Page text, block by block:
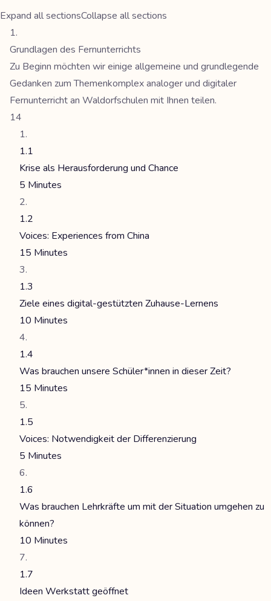
Expand all sectionsCollapse all sections
Grundlagen des Fernunterrichts
Zu Beginn möchten wir einige allgemeine und grundlegende
Gedanken zum Themenkomplex analoger und digitaler
Fernunterricht an Waldorfschulen mit Ihnen teilen.
14
1.1
Krise als Herausforderung und Chance
5 Minutes
1.2
Voices: Experiences from China
15 Minutes
1.3
Ziele eines digital-gestützten Zuhause-Lernens
10 Minutes
1.4
Was brauchen unsere Schüler*innen in dieser Zeit?
15 Minutes
1.5
Voices: Notwendigkeit der Differenzierung
5 Minutes
1.6
Was brauchen Lehrkräfte um mit der Situation umgehen zu
können?
10 Minutes
1.7
Ideen Werkstatt geöffnet